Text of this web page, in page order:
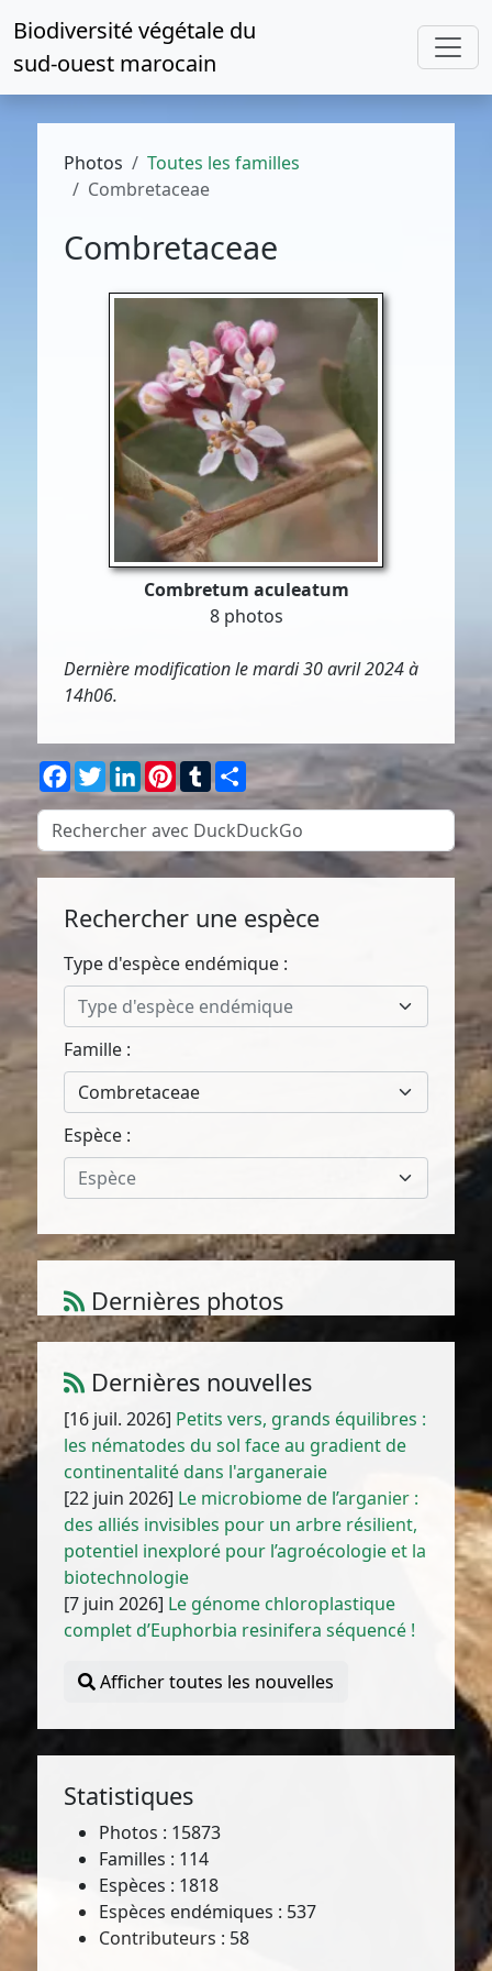
Biodiversité végétale du
sud-ouest marocain
Photos
Toutes les familles
Combretaceae
Combretaceae
Combretum aculeatum
8 photos
Dernière modification le mardi 30 avril 2024 à
14h06.
Facebook
TwitterLinkedInPinterest
TumblrPartager
Rechercher une espèce
Type d'espèce endémique :
Type d'espèce endémique
Famille :
Combretaceae
Espèce :
Espèce
Dernières photos
Amaranthus muricatus (Moq.) Hieron.
Dernières nouvelles
[16 juil. 2026] Petits vers, grands équilibres :
les nématodes du sol face au gradient de
continentalité dans l'arganeraie
[22 juin 2026] Le microbiome de l’arganier :
des alliés invisibles pour un arbre résilient,
potentiel inexploré pour l’agroécologie et la
biotechnologie
[7 juin 2026] Le génome chloroplastique
complet d’Euphorbia resinifera séquencé !
Afficher toutes les nouvelles
Statistiques
Photos : 15873
Familles : 114
Espèces : 1818
Espèces endémiques : 537
Contributeurs : 58